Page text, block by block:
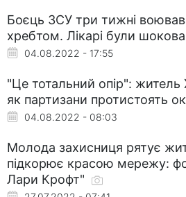
Боєць ЗСУ три тижні
хребтом. Лікарі були
04.08.2022 - 17:55
"Це тотальний опір": житель
як партизани протистоять
04.08.2022 - 08:03
Молода захисниця рятує
підкорює красою мережу:
Лари Крофт"